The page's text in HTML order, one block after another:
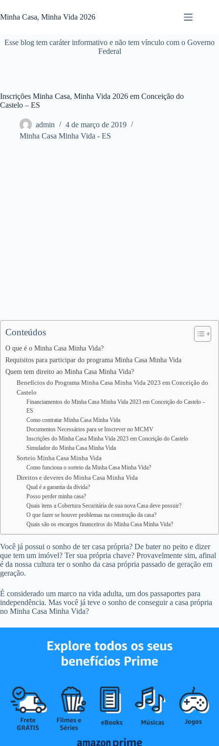
para
o
Minha Casa, Minha Vida 2026
Esse blog tem caráter informativo e não tem vínculo com o Governo
Federal
Inscrições Minha Casa, Minha Vida 2026 em Conceição do
Castelo – ES
admin
4 de março de 2019
Minha Casa Minha Vida - ES
Conteúdos
O que é o Minha Casa Minha Vida?
Requisitos para participar do programa Minha Casa Minha Vida
Quem tem direito ao Minha Casa Minha Vida?
Benefícios do Programa Minha Casa Minha Vida 2023 em Conceição do
Castelo
Financiamentos do Minha Casa Minha Vida 2023 em Conceição do Castelo –
ES
Como contratar Minha Casa Minha Vida
Documentos Necessários para se Inscrever no MCMV
Inscrições do Minha Casa Minha Vida 2023 em Conceição do Castelo
Simulador do Minha Casa Minha Vida
Sorteio Minha Casa Minha Vida
Como funciona o sorteio da Minha Casa Minha Vida?
Direitos e deveres do Minha Casa Minha Vida
Qual é a garantia da dívida?
Posso perder minha casa?
Quais itens a Cobertura Securitária de sua nova Casa deve possuir?
O que fazer se houver problemas na construção da casa?
Quais são os encargos financeiros do Minha Casa Minha Vida?
Você já possui o sonho de ter casa própria? De bater no peito e dizer
que tem um imóvel? Ter sua própria chave? Provavelmente sim, afinal
é da nossa cultura ter o sonho da casa própria passado de geração em
geração.
É considerado um marco na vida adulta, um dos passaportes para
independência. Mas você já teve o sonho de conseguir a casa própria
no Minha Casa Minha Vida?